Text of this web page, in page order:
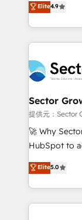
Sales +
HubSpot temps
Integration. 📩 Parlons de votre projet →
problema de
dispersos y
clave — no
⚙️ Grows
marketing,
de forma que
primeras semanas —
proyectos y
socios
no es crecer
Operamos en
Elite4.9
Sector
提供元：
🚀 Why
HubSpot to
HubSpot
automation,
Technical
Integrations;
Elite5.0